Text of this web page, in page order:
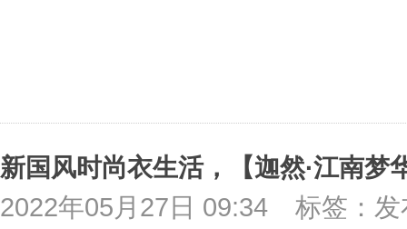
新国风时尚衣生活，【迦然·江南梦
2022年05月27日 09:34
标签：